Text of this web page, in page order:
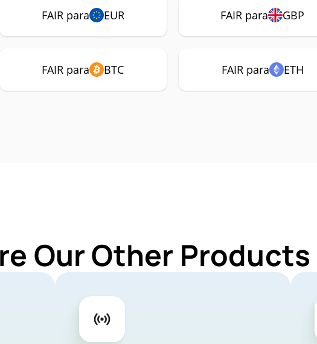
FAIR para EUR FAIR para GBP
FAIR para BTC FAIR para ETH
Our Other Products